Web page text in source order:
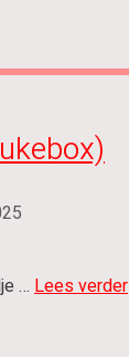
… Lees verder